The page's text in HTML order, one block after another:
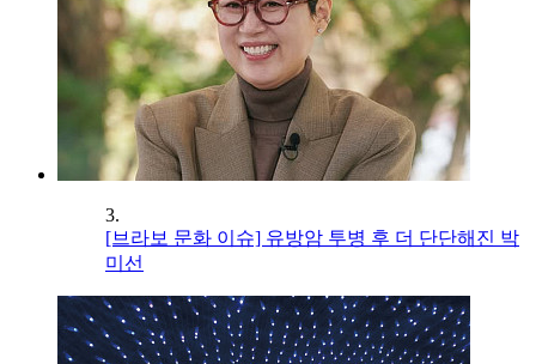
3.
[브라보 문화 이슈] 유방암 투병 후 더 단단해진 박
미선